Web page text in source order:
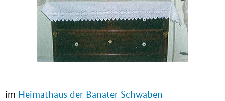
im Heimathaus der Banater Schwaben